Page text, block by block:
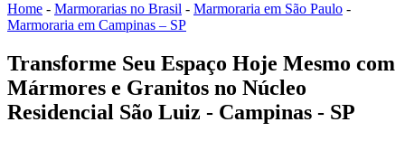
Home - Marmorarias no Brasil - Marmoraria em São Paulo -
Marmoraria em Campinas – SP
Transforme Seu Espaço Hoje Mesmo com
Mármores e Granitos no Núcleo
Residencial São Luiz - Campinas - SP